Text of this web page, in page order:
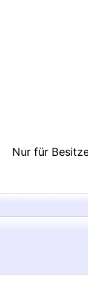
Nur für